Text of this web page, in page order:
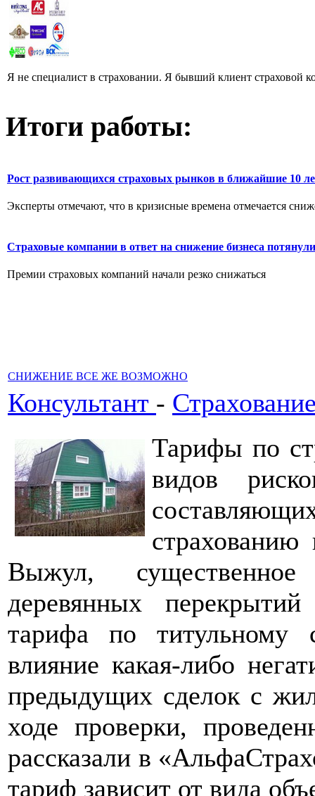
Я не специалист в страховании. Я бывший клиент страховой
Итоги работы:
Рост развивающихся страховых рынков в ближайшие 10
Эксперты отмечают, что в кризисные времена отмечается
Страховые компании в ответ на снижение бизнеса потянули
Премии страховых компаний начали резко снижаться
СНИЖЕНИЕ ВСЕ ЖЕ ВОЗМОЖНО
Консультант -
Тарифы по
видов
страхованию
Выжул,
деревянных
тарифа по титульному
влияние какая-либо
предыдущих сделок с
ходе проверки,
рассказали в
тариф зависит от вида